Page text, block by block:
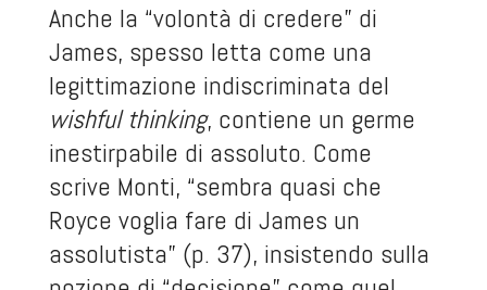
Anche la “volontà di credere” di
James, spesso letta come una
legittimazione indiscriminata del
wishful thinking, contiene un germe
inestirpabile di assoluto. Come
scrive Monti, “sembra quasi che
Royce voglia fare di James un
assolutista” (p. 37), insistendo sulla